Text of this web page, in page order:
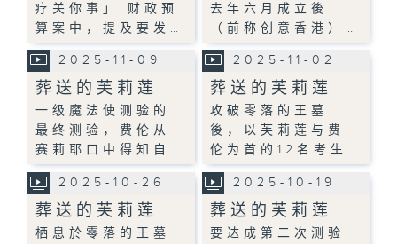
疗关你事」 财政预
算案中，提及要发…
去年六月成立後
（前称创意香港）…
2025-11-09
葬送的芙莉莲
一级魔法使测验的
最终测验，费伦从
赛莉耶口中得知自…
2025-11-02
葬送的芙莉莲
攻破零落的王墓
後，以芙莉莲与费
伦为首的12名考生…
2025-10-26
葬送的芙莉莲
栖息於零落的王墓
2025-10-19
葬送的芙莉莲
要达成第二次测验